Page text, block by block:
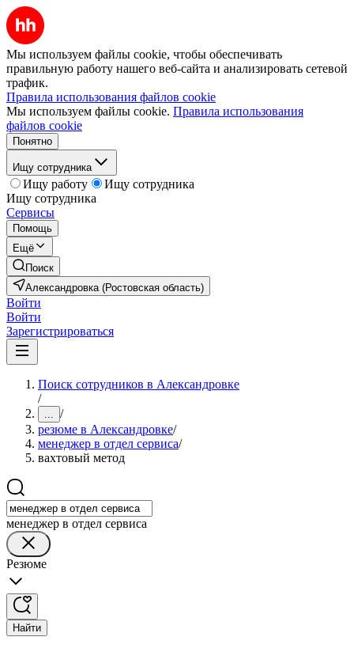
Мы используем файлы cookie, чтобы обеспечивать
правильную работу нашего веб-сайта и анализировать сетевой
трафик.
Правила использования файлов cookie
Мы используем файлы cookie. Правила использования
файлов cookie
Понятно
Ищу сотрудника
Ищу работу
Ищу сотрудника
Ищу сотрудника
Сервисы
Помощь
Ещё
Поиск
Александровка (Ростовская область)
Войти
Войти
Зарегистрироваться
Поиск сотрудников в Александровке
/
... /
резюме в Александровке/
менеджер в отдел сервиса/
вахтовый метод
менеджер в отдел сервиса
Резюме
Найти